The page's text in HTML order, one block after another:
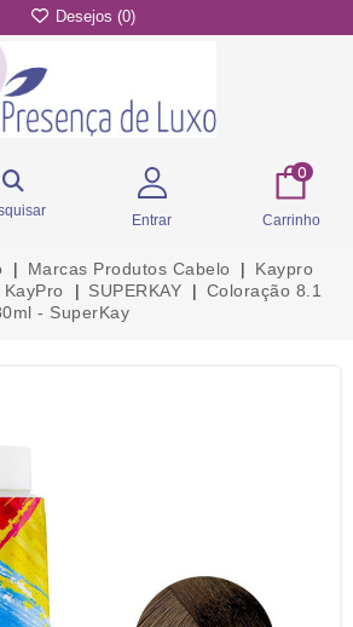
Desejos (0)
Entrar
0
Carrinho
Marcas Produtos Cabelo
Kaypro
SUPERKAY
Coloração 8.1
- SuperKay